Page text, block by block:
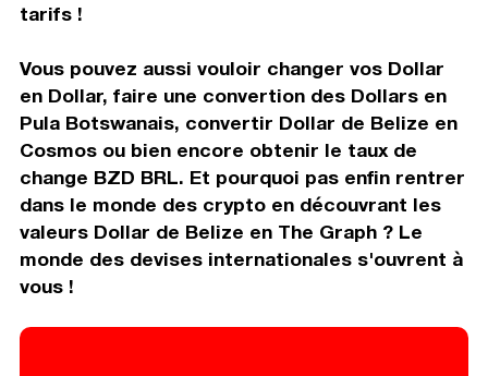
tarifs !
Vous pouvez aussi vouloir changer vos Dollar
en Dollar, faire une convertion des Dollars en
Pula Botswanais, convertir Dollar de Belize en
Cosmos ou bien encore obtenir le taux de
change BZD BRL. Et pourquoi pas enfin rentrer
dans le monde des crypto en découvrant les
valeurs Dollar de Belize en The Graph ? Le
monde des devises internationales s'ouvrent à
vous !